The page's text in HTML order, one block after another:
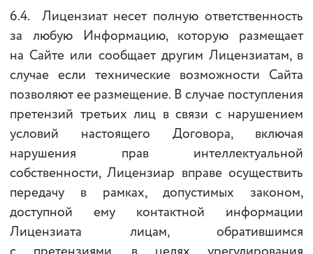
6.4. Лицензиат несет полную ответственность
за любую Информацию, которую размещает
на Сайте или сообщает другим Лицензиатам, в
случае если технические возможности Сайта
позволяют ее размещение. В случае поступления
претензий третьих лиц в связи с нарушением
условий настоящего Договора, включая
нарушения прав интеллектуальной
собственности, Лицензиар вправе осуществить
передачу в рамках, допустимых законом,
доступной ему контактной информации
Лицензиата лицам, обратившимся